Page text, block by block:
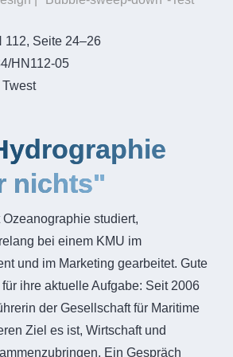
112, Seite 24–26
HN112-05
Twest
nichts"
studiert,
bei einem KMU im
und im Marketing gearbeitet. Gute
ihre aktuelle Aufgabe: Seit 2006
der Gesellschaft für Maritime
Ziel es ist, Wirtschaft und
Ein Gespräch